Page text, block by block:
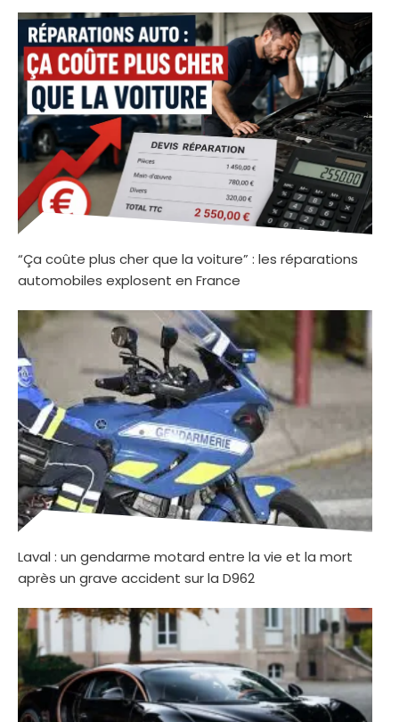
“Ça coûte plus cher que la voiture” : les réparations
automobiles explosent en France
Laval : un gendarme motard entre la vie et la mort
après un grave accident sur la D962